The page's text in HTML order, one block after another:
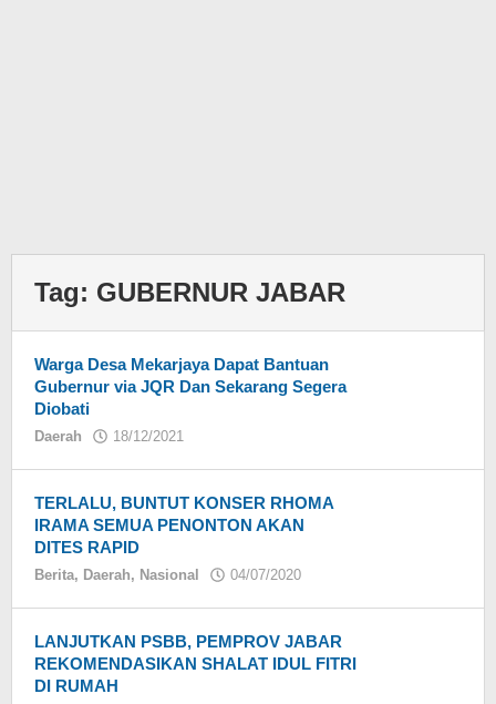
Tag: GUBERNUR JABAR
Warga Desa Mekarjaya Dapat Bantuan
Gubernur via JQR Dan Sekarang Segera
Diobati
Daerah 18/12/2021
TERLALU, BUNTUT KONSER RHOMA
IRAMA SEMUA PENONTON AKAN
DITES RAPID
Berita, Daerah, Nasional 04/07/2020
LANJUTKAN PSBB, PEMPROV JABAR
REKOMENDASIKAN SHALAT IDUL FITRI
DI RUMAH